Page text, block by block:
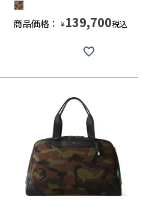
商品価格： ¥139,700税込